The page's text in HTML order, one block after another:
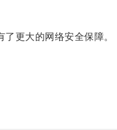
更大的网络安全保障。